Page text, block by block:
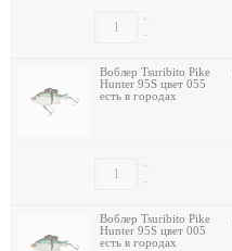
-
+
Воблер Tsuribito Pike
Hunter 95S цвет 055
есть в городах
-
+
Воблер Tsuribito Pike
Hunter 95S цвет 005
есть в городах